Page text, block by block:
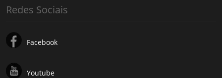
Redes Sociais
Facebook
Youtube